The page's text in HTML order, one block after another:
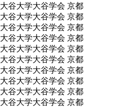
大谷大学大谷学会 京都
大谷大学大谷学会 京都
大谷大学大谷学会 京都
大谷大学大谷学会 京都
大谷大学大谷学会 京都
大谷大学大谷学会 京都
大谷大学大谷学会 京都
大谷大学大谷学会 京都
大谷大学大谷学会 京都
大谷大学大谷学会 京都